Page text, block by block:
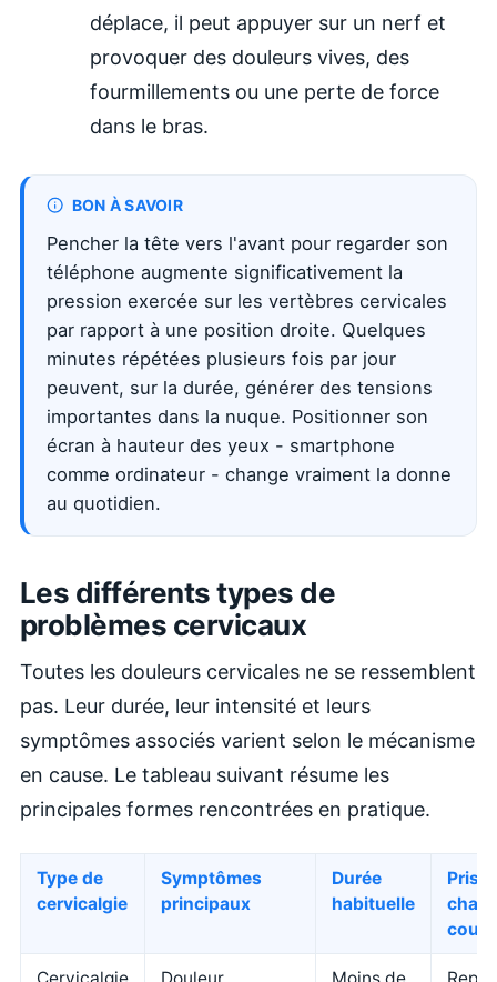
déplace, il peut appuyer sur un nerf et
provoquer des douleurs vives, des
fourmillements ou une perte de force
dans le bras.
BON À SAVOIR
Pencher la tête vers l'avant pour regarder son
téléphone augmente significativement la
pression exercée sur les vertèbres cervicales
par rapport à une position droite. Quelques
minutes répétées plusieurs fois par jour
peuvent, sur la durée, générer des tensions
importantes dans la nuque. Positionner son
écran à hauteur des yeux - smartphone
comme ordinateur - change vraiment la donne
au quotidien.
Les différents types de
problèmes cervicaux
Toutes les douleurs cervicales ne se ressemblent
pas. Leur durée, leur intensité et leurs
symptômes associés varient selon le mécanisme
en cause. Le tableau suivant résume les
principales formes rencontrées en pratique.
Type de
cervicalgie
Symptômes
principaux
Durée
habituelle
Prise
Cervicalgie Douleur Moins de